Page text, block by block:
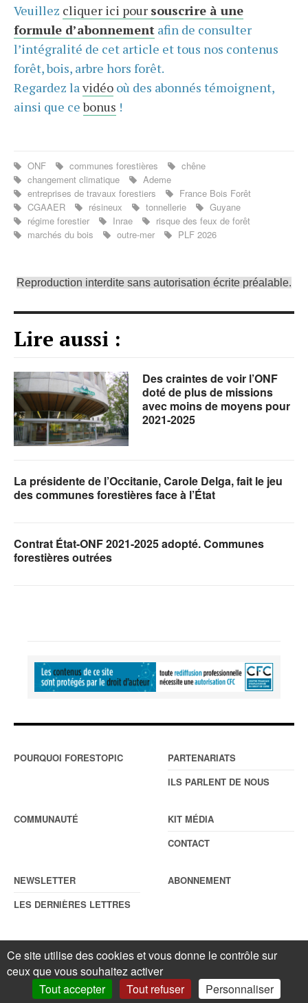
Veuillez cliquer ici pour souscrire à une
formule d’abonnement afin de consulter
l’intégralité de cet article et tous nos contenus
forêt, bois, arbre hors forêt.
Regardez lavidéo où des abonnés témoignent,
ainsi que cebonus !
ONF communes forestières
chêne
changement climatique
Ademe
entreprises de travaux forestiers
France Bois Forêt
CGAAER
résineux tonnellerie
Guyane
régime forestier
Inrae
risque des feux de forêt
marchés du bois
outre-mer PLF 2026
Reproduction interdite sans autorisation écrite préalable.
Lire aussi :
Des craintes de voir l’ONF
doté de plus de missions
avec moins de moyens pour
2021-2025
La présidente de l’Occitanie, Carole Delga, fait le jeu
des communes forestières face à l’État
Contrat État-ONF 2021-2025 adopté. Communes
forestières outrées
POURQUOI FORESTOPIC
PARTENARIATS
ILS PARLENT DE NOUS
COMMUNAUTÉ
KIT MÉDIA
CONTACT
NEWSLETTER
LES DERNIÈRES LETTRES
ABONNEMENT
© ForestopicMentions légales. Reproduction interdite sans autorisation
écrite préalable.Gestionnaire de cookies
Ce site utilise des cookies et vous donne le contrôle sur
ceux que vous souhaitez activer
Tout accepter
Tout refuser Personnaliser